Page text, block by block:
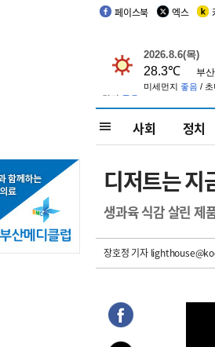
페이스북 엑스
사회 정치
디저트는 지
생과육 식감 살린 제
장호정 기자